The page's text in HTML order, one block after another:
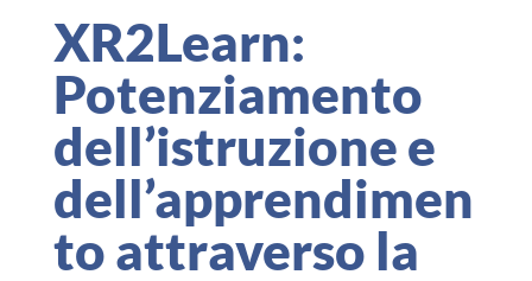
XR2Learn:
Potenziamento
dell’istruzione e
dell’apprendimen
to attraverso la